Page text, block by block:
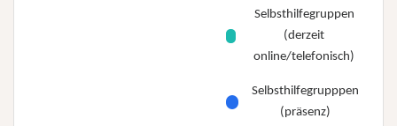
Selbsthilfegruppen
(derzeit
online/telefonisch)
Selbsthilfegrupppen
(präsenz)